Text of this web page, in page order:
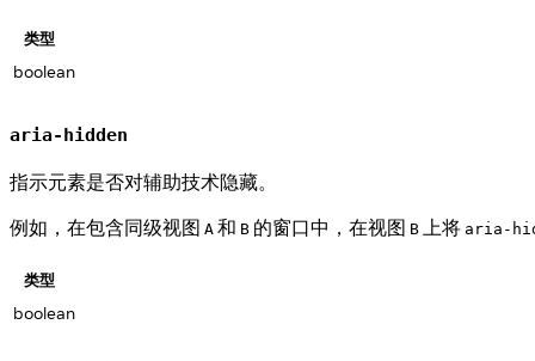
类型
boolean
aria-hidden
指示元素是否对辅助技术隐藏。
例如，在包含同级视图 A 和 B 的窗口中，在视图 B 上将 aria-
类型
boolean